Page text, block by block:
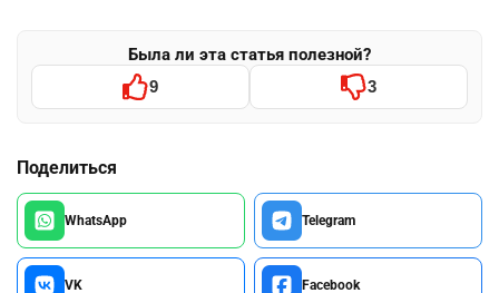
Была ли эта статья полезной?
9 3
Поделиться
WhatsApp Telegram
VK Facebook